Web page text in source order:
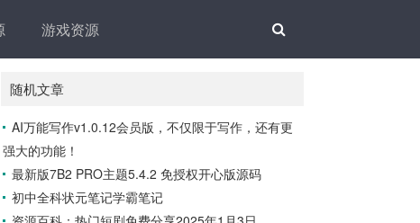
游戏资源
随机文章
AI万能写作v1.0.12会员版，不仅限于写作，还有更
强大的功能！
最新版7B2 PRO主题5.4.2 免授权开心版源码
初中全科状元笔记学霸笔记